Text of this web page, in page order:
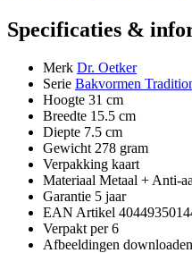
Specificaties &
Merk Dr. Oetker
Serie Bakvormen
Hoogte 31 cm
Breedte 15.5 cm
Diepte 7.5 cm
Gewicht 278 gram
Verpakking kaart
Materiaal Metaal + Anti-
Garantie 5 jaar
EAN Artikel
Verpakt per 6
Afbeeldingen